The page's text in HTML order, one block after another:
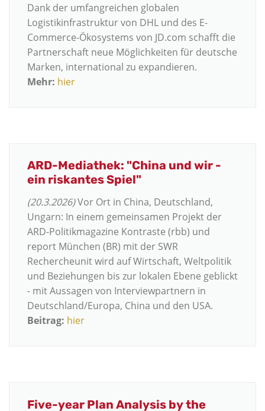
Dank der umfangreichen globalen
Logistikinfrastruktur von DHL und des E-
Commerce-Ökosystems von JD.com schafft die
Partnerschaft neue Möglichkeiten für deutsche
Marken, international zu expandieren.
Mehr: hier
ARD-Mediathek: "China und wir -
ein riskantes Spiel"
(20.3.2026)Vor Ort in China, Deutschland,
Ungarn: In einem gemeinsamen Projekt der
ARD-Politikmagazine Kontraste (rbb) und
report München (BR) mit der SWR
Rechercheunit wird auf Wirtschaft, Weltpolitik
und Beziehungen bis zur lokalen Ebene geblickt
- mit Aussagen von Interviewpartnern in
Deutschland/Europa, China und den USA.
Beitrag: hier
Five-year Plan Analysis by the